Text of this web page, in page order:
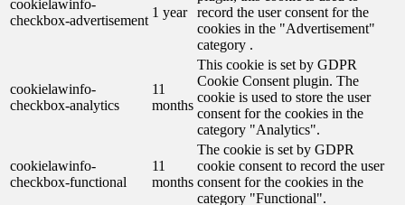
cookielawinfo-
checkbox-advertisement
1 year
record the user consent for the
cookies in the "Advertisement"
category .
cookielawinfo-
checkbox-analytics
11
months
This cookie is set by GDPR
Cookie Consent plugin. The
cookie is used to store the user
consent for the cookies in the
category "Analytics".
cookielawinfo-
checkbox-functional
11
months
The cookie is set by GDPR
cookie consent to record the user
consent for the cookies in the
category "Functional".